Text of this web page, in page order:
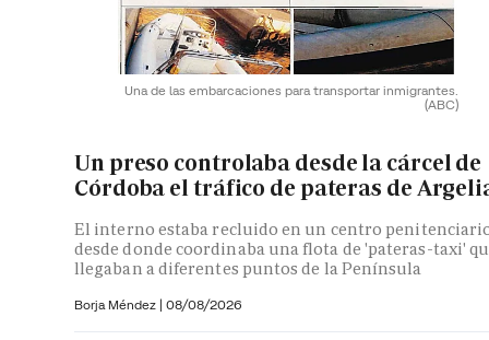
Una de las embarcaciones para transportar inmigrantes.
(ABC)
Un preso controlaba desde la cárcel de
Córdoba el tráfico de pateras de
El interno estaba recluido en un centro
desde donde coordinaba una flota de 'pateras-taxi'
llegaban a diferentes puntos de la Península
Borja Méndez | 08/08/2026